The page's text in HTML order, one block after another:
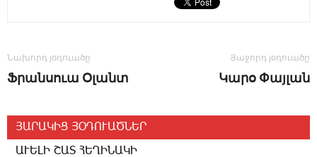
Նախորդ յօդուածը
Ֆ­րան­սո­ւա Օ­լանտ
Յաջորդ յօդուածը
Կա­րօ ­Փայ­լա­ն
ՅԱՐԱԿԻՑ ՅՕԴՈՒԱԾՆԵՐ
ԱՒԵԼԻ ՇԱՏ ՀԵՂԻՆԱԿԻ